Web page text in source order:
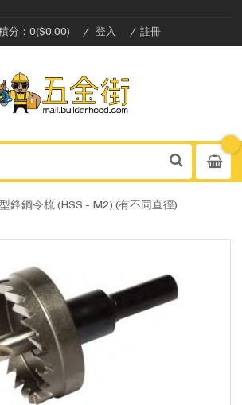
分：0($0.00) 登入 註冊
鋒鋼令梳 (HSS - M2) (有不同直徑)